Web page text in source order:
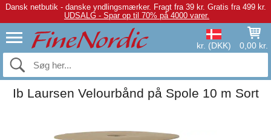
Dansk netbutik - danske yndlingsmærker. Fragt fra 39 kr. Gratis fra 499 kr.
UDSALG - Spar op til 70% på 4000 varer.
kr. (DKK) 0,00 kr.
Ib Laursen Velourbånd på Spole 10 m Sort